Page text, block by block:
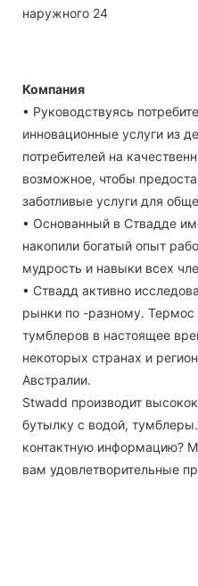
Компания
• Руководствуясь
инновационные услуги из
потребителей на
возможное, чтобы
заботливые услуги для
• Основанный в Ствадде
накопили богатый опыт
мудрость и навыки всех
• Ствадд активно
рынки по -разному.
тумблеров в настоящее
некоторых странах и
Австралии.
Stwadd производит
бутылку с водой,
контактную информацию?
вам удовлетворительные